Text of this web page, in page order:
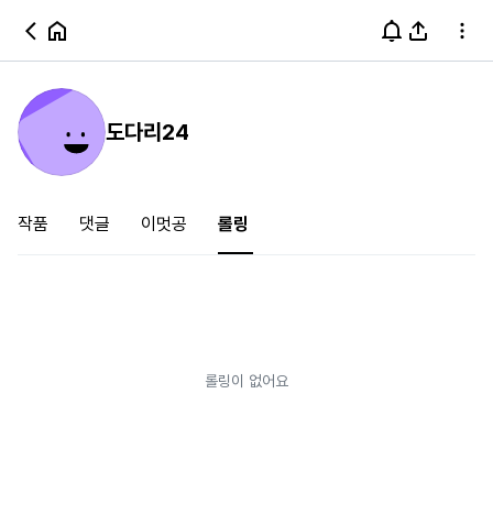
도다리24
작품 댓글 이멋공 롤링
롤링이 없어요